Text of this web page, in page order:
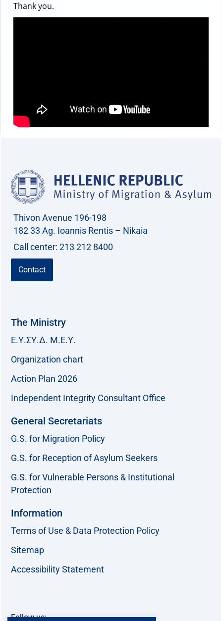
Thank you.
Thivon Avenue 196-198
182 33 Ag. Ioannis Rentis – Nikaia
Call center: 213 212 8400
Contact
The Ministry
Ε.Υ.ΣΥ.Δ. Μ.Ε.Υ.
Organization chart
Action Plan 2026
Independent Integrity Consultant Office
General Secretariats
G.S. for Migration Policy
G.S. for Reception of Asylum Seekers
G.S. for Vulnerable Persons & Institutional
Protection
Information
Terms of Use & Data Protection Policy
Sitemap
Accessibility Statement
Follow us: